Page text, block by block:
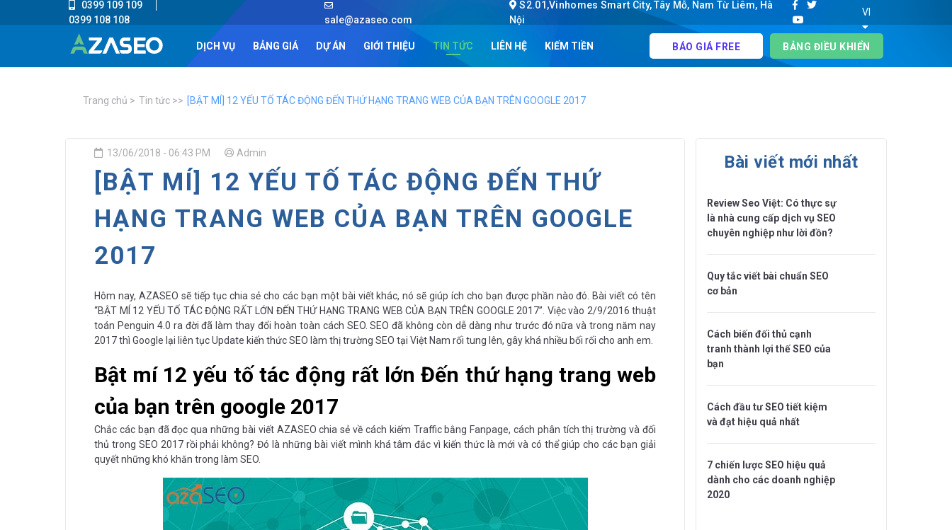
0399 109 109
0399 108 108
sale@azaseo.com
S2.01,Vinhomes Smart City, Tây Mỗ, Nam Từ Liêm, Hà
Nội
VI
DỊCH VỤ BẢNG GIÁ DỰ ÁN GIỚI THIỆU TIN TỨC LIÊN HỆ KIẾM TIỀN BÁO GIÁ FREE BẢNG ĐIỀU KHIỂN
Trang chủ Tin tức [BẬT MÍ] 12 YẾU TỐ TÁC ĐỘNG ĐẾN THỨ HẠNG TRANG WEB CỦA BẠN TRÊN GOOGLE 2017
13/06/2018 - 06:43 PM Admin
[BẬT MÍ] 12 YẾU TỐ TÁC ĐỘNG ĐẾN THỨ
HẠNG TRANG WEB CỦA BẠN TRÊN GOOGLE
2017
Hôm nay, AZASEO sẽ tiếp tục chia sẻ cho các bạn một bài viết khác, nó sẽ giúp ích cho bạn được phần nào đó. Bài viết có tên
“BẬT MÍ 12 YẾU TỐ TÁC ĐỘNG RẤT LỚN ĐẾN THỨ HẠNG TRANG WEB CỦA BẠN TRÊN GOOGLE 2017”. Việc vào 2/9/2016 thuật
toán Penguin 4.0 ra đời đã làm thay đổi hoàn toàn cách SEO. SEO đã không còn dễ dàng như trước đó nữa và trong năm nay
2017 thì Google lại liên tục Update kiến thức SEO làm thị trường SEO tại Việt Nam rối tung lên, gây khá nhiều bối rối cho anh em.
Bật mí 12 yếu tố tác động rất lớn Đến thứ hạng trang web
của bạn trên google 2017
Chắc các bạn đã đọc qua những bài viết AZASEO chia sẻ về cách kiếm Traffic bằng Fanpage, cách phân tích thị trường và đối
thủ trong SEO 2017 rồi phải không? Đó là những bài viết mình khá tâm đắc vì kiến thức là mới và có thể giúp cho các bạn giải
quyết những khó khăn trong làm SEO.
Bài viết mới nhất
Review Seo Việt: Có thực sự
là nhà cung cấp dịch vụ SEO
chuyên nghiệp như lời đồn?
Quy tắc viết bài chuẩn SEO
cơ bản
Cách biến đối thủ cạnh
tranh thành lợi thế SEO của
bạn
Cách đầu tư SEO tiết kiệm
và đạt hiệu quả nhất
7 chiến lược SEO hiệu quả
dành cho các doanh nghiệp
2020